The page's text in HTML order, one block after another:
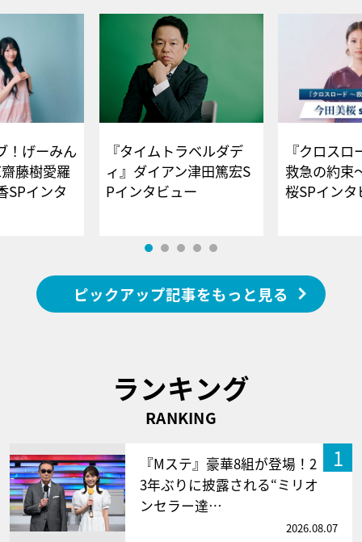
！げーみん
藤樹愛羅
SPインタ
『タイムトラベルダデ
ィ』ダイアン津田篤宏S
Pインタビュー
『クロス
救急の約束
桜SPイ
ピックアップ記事をもっと見る
ランキング
RANKING
1
『Mステ』豪華8組が登場！2
3年ぶりに披露される“ミリオ
ンセラー達…
2026.08.07